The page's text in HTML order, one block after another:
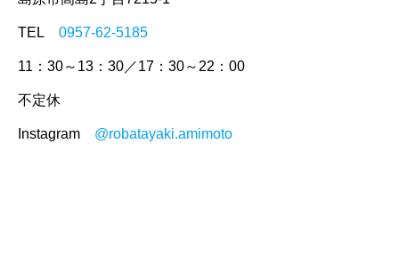
TEL 0957-62-5185
11：30～13：30／17：30～22：00
不定休
Instagram @robatayaki.amimoto